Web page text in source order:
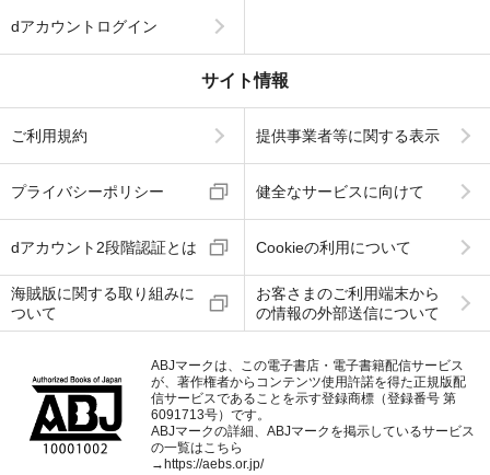
dアカウントログイン
サイト情報
ご利用規約 提供事業者等に関する表示
プライバシーポリシー 健全なサービスに向けて
dアカウント2段階認証とは Cookieの利用について
海賊版に関する取り組みに
ついて
お客さまのご利用端末から
の情報の外部送信について
ABJマークは、この電子書店・電子書籍配信サービス
が、著作権者からコンテンツ使用許諾を得た正規版配
信サービスであることを示す登録商標（登録番号 第
6091713号）です。
ABJマークの詳細、ABJマークを掲示しているサービス
の一覧はこちら
→ https://aebs.or.jp/